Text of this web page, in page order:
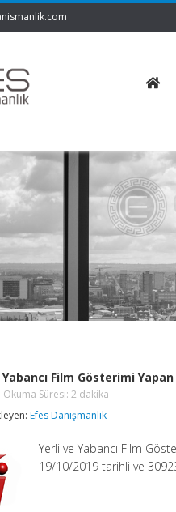
Film Gösterimi
Okuma Süresi:2 dakika
Efes Danışmanlık
Yerli ve Yabancı Film
19/10/2019 tarihli ve